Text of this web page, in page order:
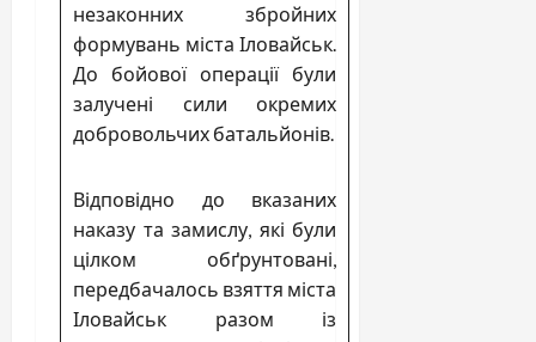
незаконних збройних
формувань міста Іловайськ.
До бойової операції були
залучені сили окремих
добровольчих батальйонів.
Відповідно до вказаних
наказу та замислу, які були
цілком обґрунтовані,
передбачалось взяття міста
Іловайськ разом із